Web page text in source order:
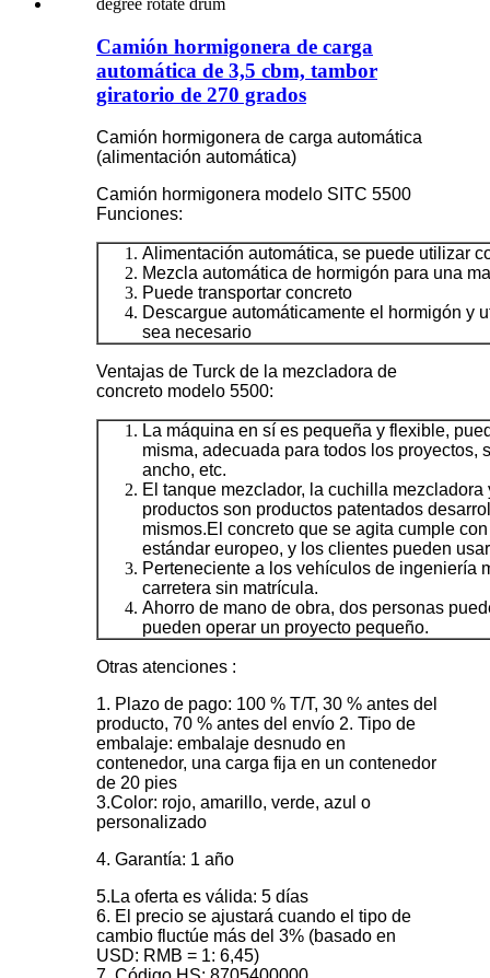
Camión hormigonera de carga
automática de 3,5 cbm, tambor
giratorio de 270 grados
Camión hormigonera de carga automática
(alimentación automática)
Camión hormigonera modelo SITC 5500
Funciones:
Alimentación automática, se puede utilizar
Mezcla automática de hormigón para una
Puede transportar concreto
Descargue automáticamente el hormigón y
sea necesario
Ventajas de Turck de la mezcladora de
concreto modelo 5500:
La máquina en sí es pequeña y flexible,
misma, adecuada para todos los proyectos,
ancho, etc.
El tanque mezclador, la cuchilla mezcladora
productos son productos patentados
mismos.El concreto que se agita cumple
estándar europeo, y los clientes pueden
Perteneciente a los vehículos de ingeniería
carretera sin matrícula.
Ahorro de mano de obra, dos personas
pueden operar un proyecto pequeño.
Otras atenciones :
1. Plazo de pago: 100 % T/T, 30 % antes del
producto, 70 % antes del envío 2. Tipo de
embalaje: embalaje desnudo en
contenedor, una carga fija en un contenedor
de 20 pies
3.Color: rojo, amarillo, verde, azul o
personalizado
4. Garantía: 1 año
5.La oferta es válida: 5 días
6. El precio se ajustará cuando el tipo de
cambio fluctúe más del 3% (basado en
USD: RMB = 1: 6,45)